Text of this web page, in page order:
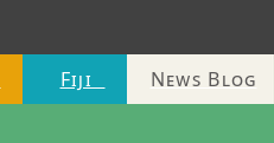
Fiji News Blog